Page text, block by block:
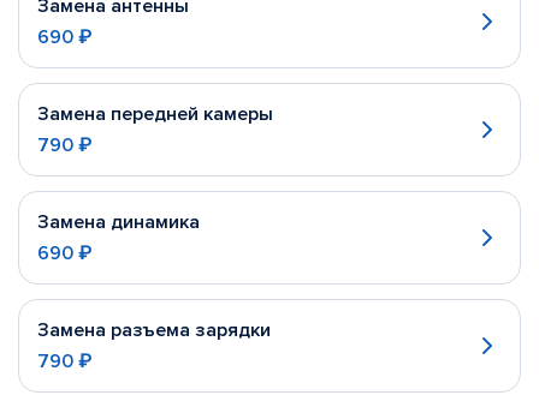
Замена антенны
690 ₽
Замена передней камеры
790 ₽
Замена динамика
690 ₽
Замена разъема зарядки
790 ₽